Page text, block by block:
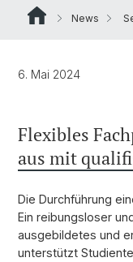
News
6. Mai 2024
Flexibles
aus mit
Die Durchführung
Ein reibungsloser
ausgebildetes und
unterstützt